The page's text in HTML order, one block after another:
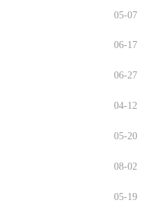
05-07
06-17
06-27
04-12
05-20
08-02
05-19